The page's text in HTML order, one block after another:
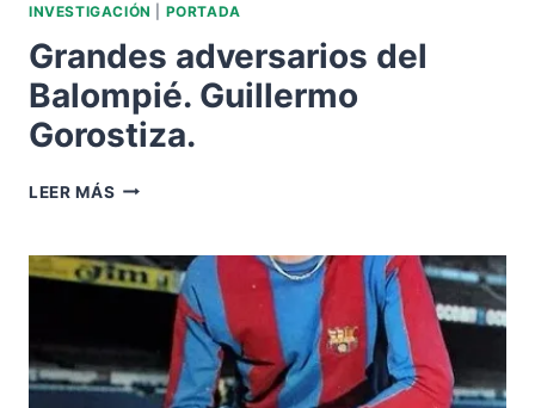
INVESTIGACIÓN PORTADA
Grandes adversarios del
Balompié. Guillermo
Gorostiza.
LEER MÁS GRANDES
BALOMPIÉ.
GUILLERMO
GOROSTIZA.